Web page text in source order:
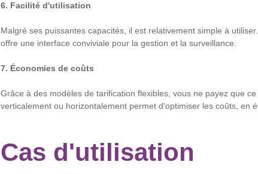
6. Facilité d'utilisation
Malgré ses puissantes capacités, il est relativement simple à
offre une interface conviviale pour la gestion et la surveillance.
7. Économies de coûts
Grâce à des modèles de tarification flexibles, vous ne payez que
verticalement ou horizontalement permet d'optimiser les coûts, en
Cas d'utilisation